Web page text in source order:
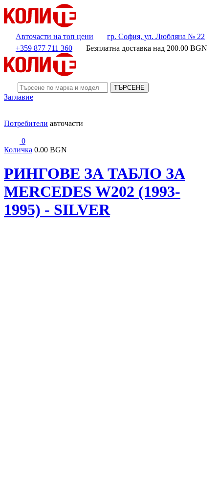
Авточасти на топ цени
гр. София, ул. Любляна № 22
+359 877 711 360
Безплатна доставка над 200.00 BGN
ТЪРСЕНЕ
Заглавие
Потребители авточасти
0
Количка 0.00 BGN
РИНГОВЕ ЗА ТАБЛО ЗА
MERCEDES W202 (1993-
1995) - SILVER